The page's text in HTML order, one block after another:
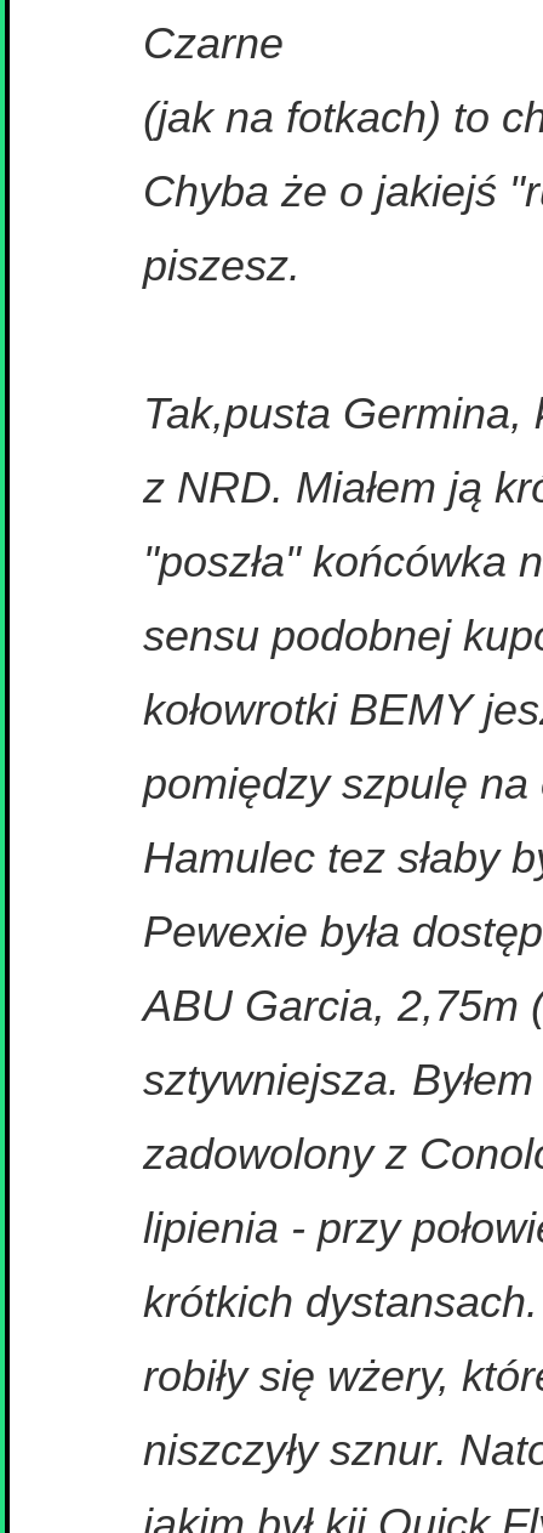
Czarne
(jak na fotkach) to
Chyba że o jakiejś
piszesz.
Tak,pusta Germina,
z NRD. Miałem ją
"poszła" końcówka
sensu podobnej
kołowrotki BEMY
pomiędzy szpulę na
Hamulec tez słaby
Pewexie była
ABU Garcia, 2,75m
sztywniejsza.
zadowolony z
lipienia - przy
krótkich
robiły się wżery,
niszczyły sznur.